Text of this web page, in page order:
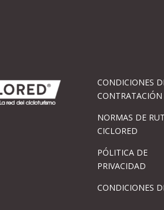
CONDICIONES
CONTRATACIÓN
NORMAS DE
CICLORED
PÓLITICA DE
PRIVACIDAD
CONDICIONES